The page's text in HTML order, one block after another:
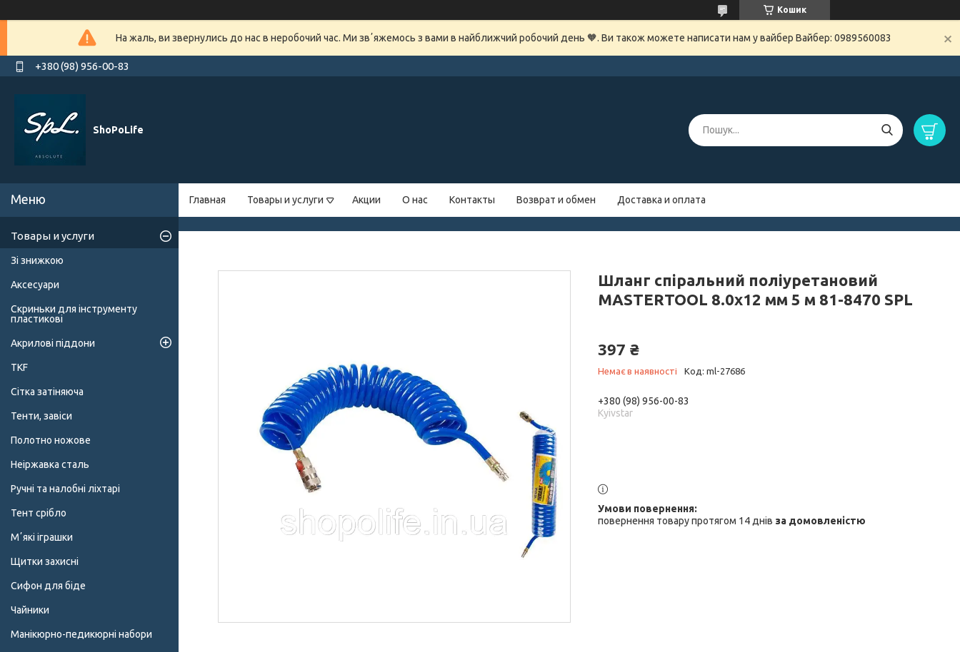
Кошик
На жаль, ви звернулись до нас в неробочий час. Ми звʼяжемось з вами в найближчий робочий день 🧡. Ви також можете написати нам у вайбер Вайбер: 0989560083
+380 (98) 956-00-83
ShoPoLife
Главная Товары и услуги Акции О нас Контакты Возврат и обмен Доставка и оплата
Шланг спіральний поліуретановий
MASTERTOOL 8.0х12 мм 5 м 81-8470 SPL
397 ₴
Немає в наявності Код: ml-27686
+380 (98) 956-00-83
Kyivstar
повернення товару протягом 14 днів за домовленістю
Товары и услуги
Зі знижкою
Аксесуари
Скриньки для інструменту
пластикові
Акрилові піддони
TKF
Сітка затіняюча
Тенти, завіси
Полотно ножове
Неіржавка сталь
Ручні та налобні ліхтарі
Тент срібло
Мʼякі іграшки
Щитки захисні
Сифон для біде
Чайники
Манікюрно-педикюрні набори